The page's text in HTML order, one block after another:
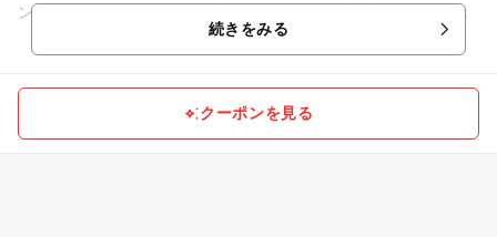
ンと、ご家族・お仲間同士で占有できるプライベートゾーンを
用意。トランポリンをはじめ...続きをみる
クーポンを見る